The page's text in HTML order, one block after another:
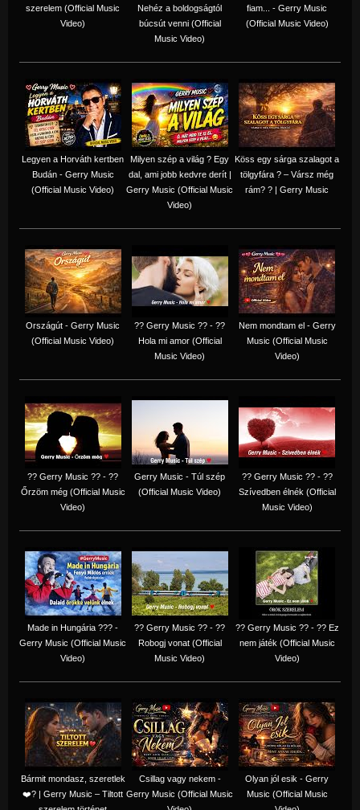
szerelem (Official Music
Video)
Nehéz a boldogságtól
búcsút venni (Official
Music Video)
fiam... - Gerry Music
(Official Music Video)
Legyen a Horváth kertben
Budán - Gerry Music
(Official Music Video)
Milyen szép a világ ? Egy
dal, ami jobb kedvre derít |
Gerry Music (Official Music
Video)
Köss egy sárga szalagot a
tölgyfára ?️ – Vársz még
rám? ? | Gerry Music
Országút - Gerry Music
(Official Music Video)
?? Gerry Music ?? - ??
Hola mi amor (Official
Music Video)
Nem mondtam el - Gerry
Music (Official Music
Video)
?? Gerry Music ?? - ??
Őrzöm még (Official Music
Video)
Gerry Music - Túl szép
(Official Music Video)
?? Gerry Music ?? - ??
Szívedben élnék (Official
Music Video)
Made in Hungária ??? -
Gerry Music (Official Music
Video)
?? Gerry Music ?? - ??
Robogj vonat (Official
Music Video)
?? Gerry Music ?? - ?? Ez
nem játék (Official Music
Video)
Bármit mondasz, szeretlek
❤️‍? | Gerry Music – Tiltott
Csillag vagy nekem -
Gerry Music (Official Music
Olyan jól esik - Gerry
Music (Official Music